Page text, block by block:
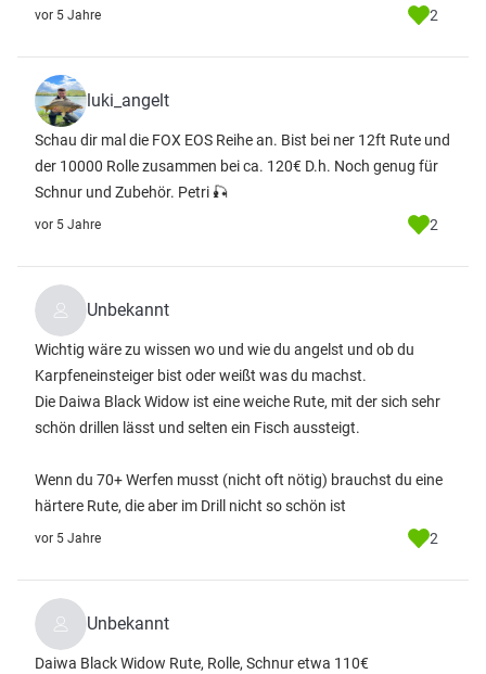
vor 5 Jahre 2
luki_angelt
Schau dir mal die FOX EOS Reihe an. Bist bei ner 12ft Rute und
der 10000 Rolle zusammen bei ca. 120€ D.h. Noch genug für
Schnur und Zubehör. Petri 🎣
vor 5 Jahre 2
Unbekannt
Wichtig wäre zu wissen wo und wie du angelst und ob du
Karpfeneinsteiger bist oder weißt was du machst.
Die Daiwa Black Widow ist eine weiche Rute, mit der sich sehr
schön drillen lässt und selten ein Fisch aussteigt.
Wenn du 70+ Werfen musst (nicht oft nötig) brauchst du eine
härtere Rute, die aber im Drill nicht so schön ist
vor 5 Jahre 2
Unbekannt
Daiwa Black Widow Rute, Rolle, Schnur etwa 110€